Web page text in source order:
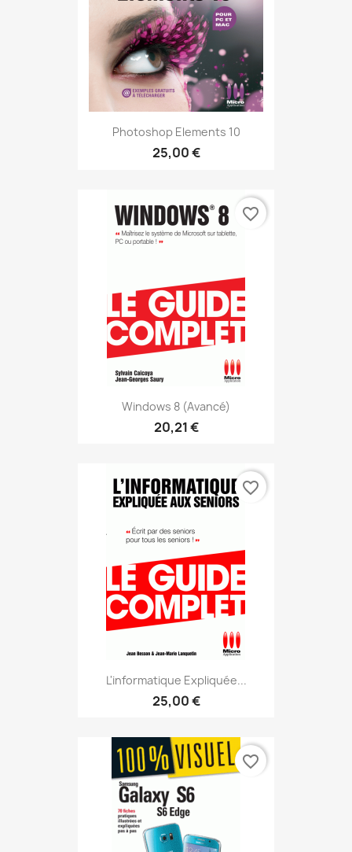
Photoshop Elements 10
25,00 €
Windows 8 (avancé)
20,21 €
favorite_border
L'informatique Expliquée...
25,00 €
favorite_border
favorite_border